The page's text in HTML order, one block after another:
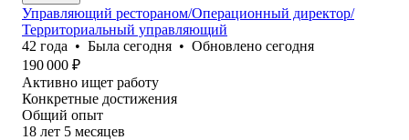
Управляющий рестораном/Операционный директор/
Территориальный управляющий
42 года • Была сегодня • Обновлено сегодня
190 000 ₽
Активно ищет работу
Конкретные достижения
Общий опыт
18 лет 5 месяцев